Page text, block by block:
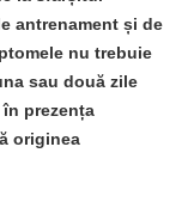
antrenament și de
nu trebuie
sau două zile
prezența
originea